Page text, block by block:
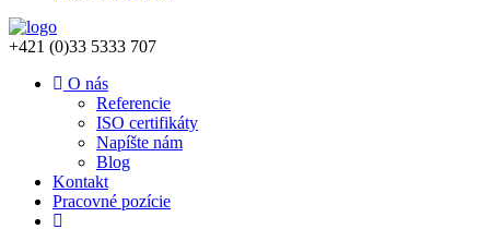
+421 (0)33 5333 707
O nás
Referencie
ISO certifikáty
Napíšte nám
Blog
Kontakt
Pracovné pozície